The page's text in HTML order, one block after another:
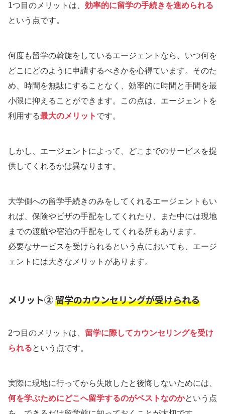
1つ目のメリットは、 効率的に留学の手続きを進められる
という点です。
何度も留学の斡旋をしているエージェントなら、いつ何を
どこにどのように申請するべきかを心得ています。そのた
め、時間を無駄にすることなく、効率的に時間と手間を最
小限に抑えることができます。この点は、エージェントを
利用する最大のメリット です。
しかし、エージェントによって、どこまでのサービスを提
供してくれるかは異なります。
大学側への留学手続きのみをしてくれるエージェントもい
れば、保険やビザの手配をしてくれたり、また中には現地
までの渡航や宿泊の手配をしてくれる所もあります。
必要なサービスを受けられるという点においても、エージ
ェントには大きなメリットがあります。
メリット②留学のカウンセリングが受けられる
2つ目のメリットは、 留学に際してカウンセリングを受け
られるという点です。
実際に現地に行ってから失敗したと後悔しないためには、
何を学ぶためにどこへ留学するのがベストなのかという点